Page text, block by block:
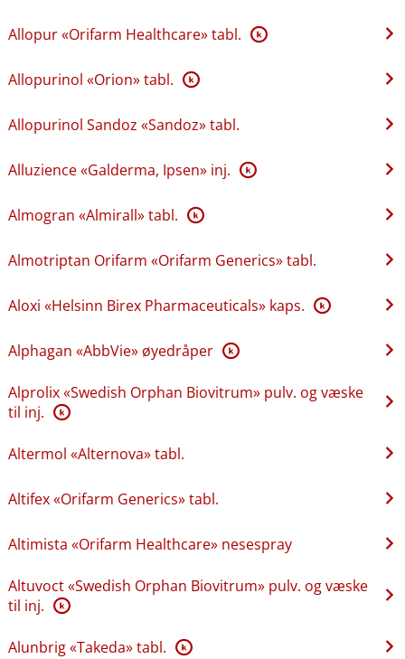
Allopur «Orifarm Healthcare» tabl. K
Allopurinol «Orion» tabl. K
Allopurinol Sandoz «Sandoz» tabl.
Alluzience «Galderma, Ipsen» inj. K
Almogran «Almirall» tabl. K
Almotriptan Orifarm «Orifarm Generics» tabl.
Aloxi «Helsinn Birex Pharmaceuticals» kaps. K
Alphagan «AbbVie» øyedråper K
Alprolix «Swedish Orphan Biovitrum» pulv. og væske
til inj. K
Altermol «Alternova» tabl.
Altifex «Orifarm Generics» tabl.
Altimista «Orifarm Healthcare» nesespray
Altuvoct «Swedish Orphan Biovitrum» pulv. og væske
til inj. K
Alunbrig «Takeda» tabl. K